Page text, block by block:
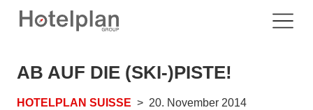
AB AUF DIE (SKI-)PISTE!
HOTELPLAN SUISSE 20. November 2014